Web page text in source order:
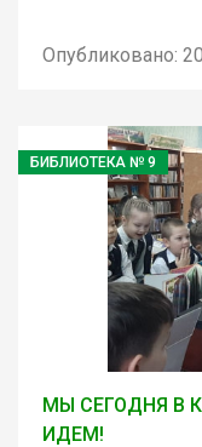
Опубликовано:
БИБЛИОТЕКА № 9
МЫ СЕГОДНЯ В
ИДЕМ!